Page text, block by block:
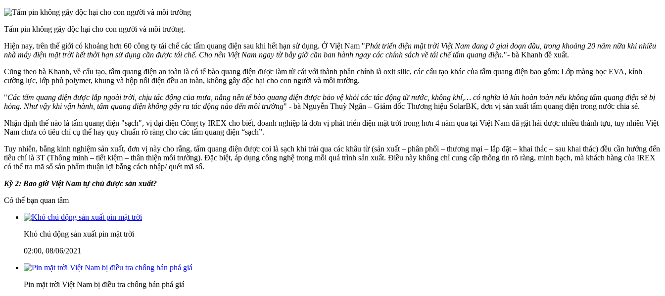
Tấm pin không gây độc hại cho con người và môi trường.
Hiện nay, trên thế giới có khoảng hơn 60 công ty tái chế các tấm quang điện sau khi hết hạn sử dụng. Ở Việt Nam "Phát triển điện mặt trời Việt Nam đang ở giai đoạn đầu, trong khoảng 20 năm nữa khi nhiều
nhà máy điện mặt trời hết thời hạn sử dụng cần được tái chế. Cho nên Việt Nam ngay từ bây giờ cần ban hành ngay các chính sách về tái chế tấm quang điện."- bà Khanh đề xuất.
Cũng theo bà Khanh, về cấu tạo, tấm quang điện an toàn là có tế bào quang điện được làm từ cát với thành phần chính là oxit silic, các cấu tạo khác của tấm quang điện bao gồm: Lớp màng bọc EVA, kính
cường lực, lớp phủ polymer, khung và hộp nối điện đều an toàn, không gây độc hại cho con người và môi trường.
"Các tấm quang điện được lắp ngoài trời, chịu tác động của mưa, nắng nên tế bào quang điện được bảo vệ khỏi các tác động từ nước, không khí,… có nghĩa là kín hoàn toàn nếu không tấm quang điện sẽ bị
hỏng. Như vậy khi vận hành, tấm quang điện không gây ra tác động nào đến môi trường" - bà Nguyễn Thuỳ Ngân – Giám đốc Thương hiệu SolarBK, đơn vị sản xuất tấm quang điện trong nước chia sẻ.
Nhận định thế nào là tấm quang điện "sạch", vị đại diện Công ty IREX cho biết, doanh nghiệp là đơn vị phát triển điện mặt trời trong hơn 4 năm qua tại Việt Nam đã gặt hái được nhiều thành tựu, tuy nhiên Việt
Nam chưa có tiêu chí cụ thể hay quy chuẩn rõ ràng cho các tấm quang điện “sạch”.
Tuy nhiên, bằng kinh nghiệm sản xuất, đơn vị này cho rằng, tấm quang điện được coi là sạch khi trải qua các khâu từ (sản xuất – phân phối – thương mại – lắp đặt – khai thác – sau khai thác) đều cần hướng đến
tiêu chí là 3T (Thông minh – tiết kiệm – thân thiện môi trường). Đặc biệt, áp dụng công nghệ trong mỗi quá trình sản xuất. Điều này không chỉ cung cấp thông tin rõ ràng, minh bạch, mà khách hàng của IREX
có thể tra mã số sản phẩm thuận lợi bằng cách nhập/ quét mã số.
Kỳ 2: Bao giờ Việt Nam tự chủ được sản xuất?
Có thể bạn quan tâm
Khó chủ động sản xuất pin mặt trời
02:00, 08/06/2021
Pin mặt trời Việt Nam bị điều tra chống bán phá giá